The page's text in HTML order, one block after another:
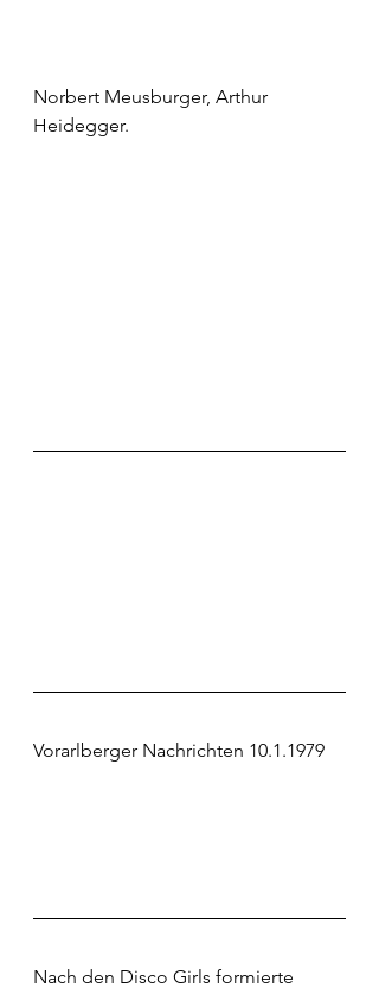
Norbert Meusburger, Arthur
Heidegger.
Vorarlberger Nachrichten 10.1.1979
Nach den Disco Girls formierte